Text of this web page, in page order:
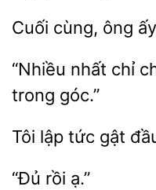
Cuối
“Nhiều
trong góc.”
Tôi lập